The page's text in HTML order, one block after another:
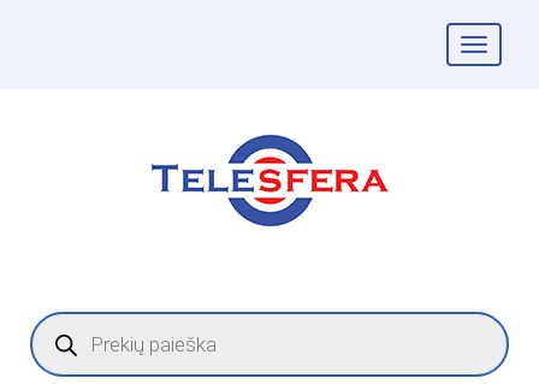
Products
search